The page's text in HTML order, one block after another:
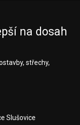
na dosah
střechy,
Slušovice